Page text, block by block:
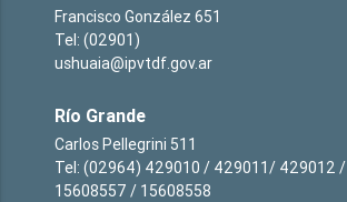
Francisco González 651
Tel: (02901)
ushuaia@ipvtdf.gov.ar
Río Grande
Carlos Pellegrini 511
Tel: (02964) 429010 / 429011/ 429012 /
15608557 / 15608558